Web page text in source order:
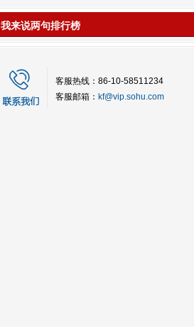
我来说两句排行榜
客服热线：86-10-58511234
客服邮箱： kf@vip.sohu.com